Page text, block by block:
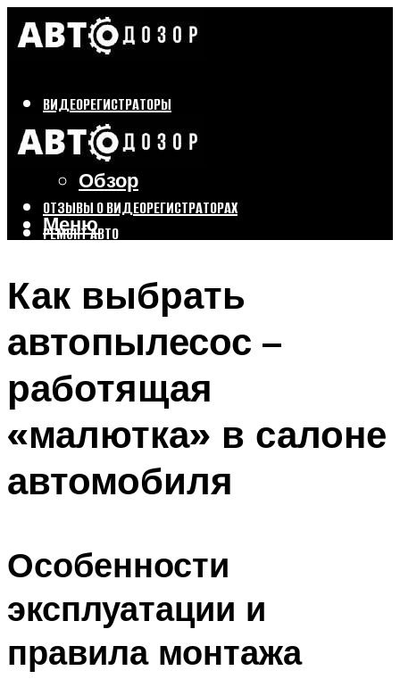
ВИДЕОРЕГИСТРАТОРЫ
Бренды
Выбор
Обзор
ОТЗЫВЫ О ВИДЕОРЕГИСТРАТОРАХ
РЕМОНТ АВТО
Меню
Как выбрать
автопылесос –
работящая
«малютка» в салоне
автомобиля
Особенности
эксплуатации и
правила монтажа